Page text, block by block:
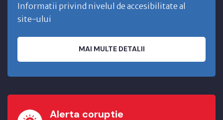
Informatii privind nivelul de accesibilitate al
site-ului
MAI MULTE DETALII
Alerta coruptie